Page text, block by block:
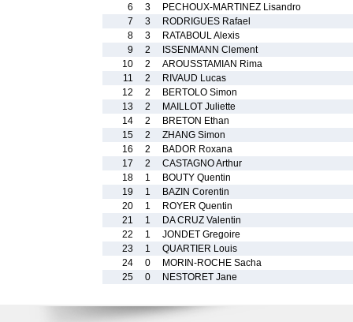
6
3
PECHOUX-MARTINEZ Lisandro
7
3
RODRIGUES Rafael
8
3
RATABOUL Alexis
9
2
ISSENMANN Clement
10
2
AROUSSTAMIAN Rima
11
2
RIVAUD Lucas
12
2
BERTOLO Simon
13
2
MAILLOT Juliette
14
2
BRETON Ethan
15
2
ZHANG Simon
16
2
BADOR Roxana
17
2
CASTAGNO Arthur
18
1
BOUTY Quentin
19
1
BAZIN Corentin
20
1
ROYER Quentin
21
1
DA CRUZ Valentin
22
1
JONDET Gregoire
23
1
QUARTIER Louis
24
0
MORIN-ROCHE Sacha
25
0 NESTORET Jane